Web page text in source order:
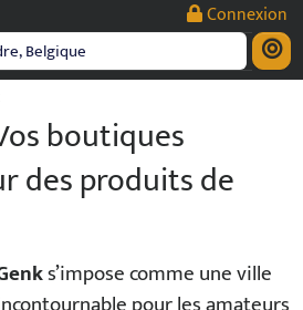
Connexion
boutiques
des produits de
s’impose comme une ville